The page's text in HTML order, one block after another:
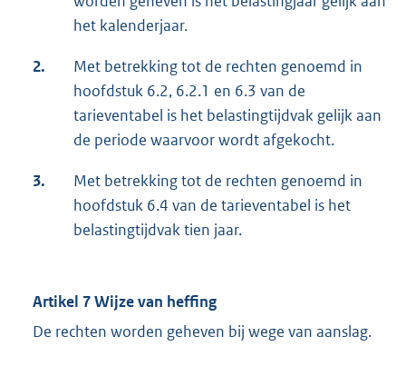
het kalenderjaar.
2.
Met betrekking tot de rechten genoemd in
hoofdstuk 6.2, 6.2.1 en 6.3 van de
tarieventabel is het belastingtijdvak gelijk aan
de periode waarvoor wordt afgekocht.
3.
Met betrekking tot de rechten genoemd in
hoofdstuk 6.4 van de tarieventabel is het
belastingtijdvak tien jaar.
Artikel 7 Wijze van heffing
De rechten worden geheven bij wege van aanslag.